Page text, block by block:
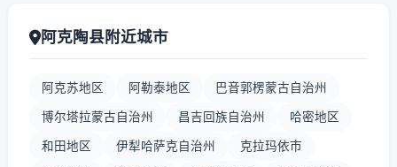
阿克陶县附近城市
阿克苏地区 阿勒泰地区 巴音郭楞蒙古自治州
博尔塔拉蒙古自治州 昌吉回族自治州 哈密地区
和田地区 伊犁哈萨克自治州 克拉玛依市